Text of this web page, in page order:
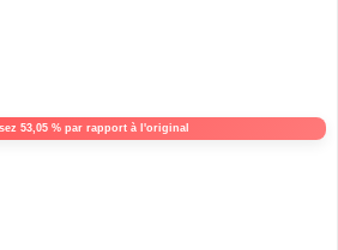
53,05 % par rapport à l'original